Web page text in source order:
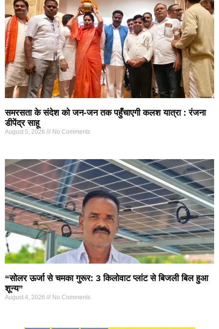
समरसता के संदेश को जन-जन तक पहुँचाएगी कलश यात्रा : रंजना
डीपेंद्र साहू
August 5, 2026 No Comments
“सोलर ऊर्जा से चमका गुरूर: 3 किलोवाट प्लांट से बिजली बिल हुआ
शून्य”
August 4, 2026 No Comments